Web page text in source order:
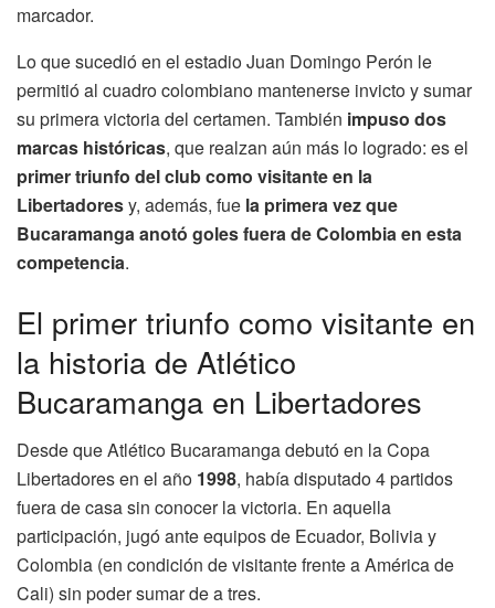
marcador.
Lo que sucedió en el estadio Juan Domingo Perón le
permitió al cuadro colombiano mantenerse invicto y sumar
su primera victoria del certamen. También impuso dos
marcas históricas, que realzan aún más lo logrado: es el
primer triunfo del club como visitante en la
Libertadoresy, además, fue la primera vez que
Bucaramanga anotó goles fuera de Colombia en esta
competencia.
El primer triunfo como visitante en
la historia de Atlético
Bucaramanga en Libertadores
Desde que Atlético Bucaramanga debutó en la Copa
Libertadores en el año 1998, había disputado 4 partidos
fuera de casa sin conocer la victoria. En aquella
participación, jugó ante equipos de Ecuador, Bolivia y
Colombia (en condición de visitante frente a América de
Cali) sin poder sumar de a tres.